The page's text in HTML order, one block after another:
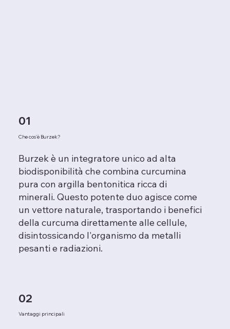
01
Che cos'è Burzek?
Burzek è un integratore unico ad alta
biodisponibilità che combina curcumina
pura con argilla bentonitica ricca di
minerali. Questo potente duo agisce come
un vettore naturale, trasportando i benefici
della curcuma direttamente alle cellule,
disintossicando l'organismo da metalli
pesanti e radiazioni.
02
Vantaggi principali